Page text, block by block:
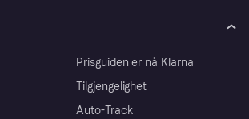
Prisguiden er nå Klarna
Tilgjengelighet
Auto-Track